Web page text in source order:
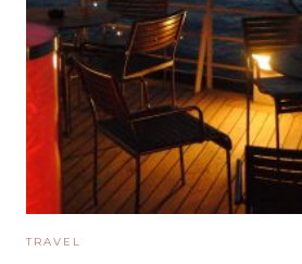
TRAVEL